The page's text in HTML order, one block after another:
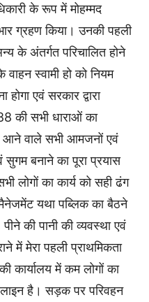
के रूप में मोहम्मद
ग्रहण किया। उनकी पहली
के अंतर्गत परिचालित होने
स्वामी हो को नियम
एवं सरकार द्वारा
की सभी धाराओं का
आने वाले सभी आमजनों एवं
सुगम बनाने का पूरा प्रयास
लोगों का कार्य को सही ढंग
यथा पब्लिक का बैठने
की पानी की व्यवस्था एवं
में मेरा पहली प्राथमिकता
कार्यालय में कम लोगों का
है। सड़क पर परिवहन